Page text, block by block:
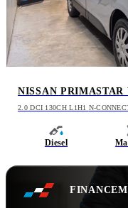
NISSAN PRIMASTAR
2.0 DCI 130CH L1H1 N-
Diesel